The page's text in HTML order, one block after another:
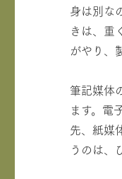
身は別な
きは、重
がやり、
筆記媒体
ます。電
先、紙媒
うのは、